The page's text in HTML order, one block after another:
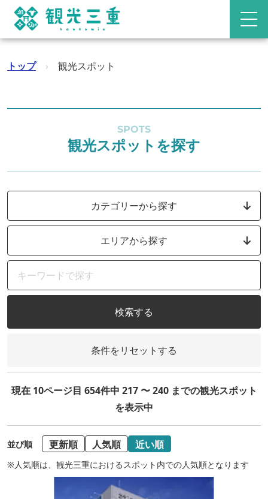
トップ › 観光スポット
SPOTS
観光スポットを探す
カテゴリーから探す
エリアから探す
検索する
条件をリセットする
現在 10ページ目 654件中 217 〜 240 までの観光スポット
を表示中
並び順 更新順 人気順 近い順
※人気順は、観光三重におけるスポット内での人気順となります